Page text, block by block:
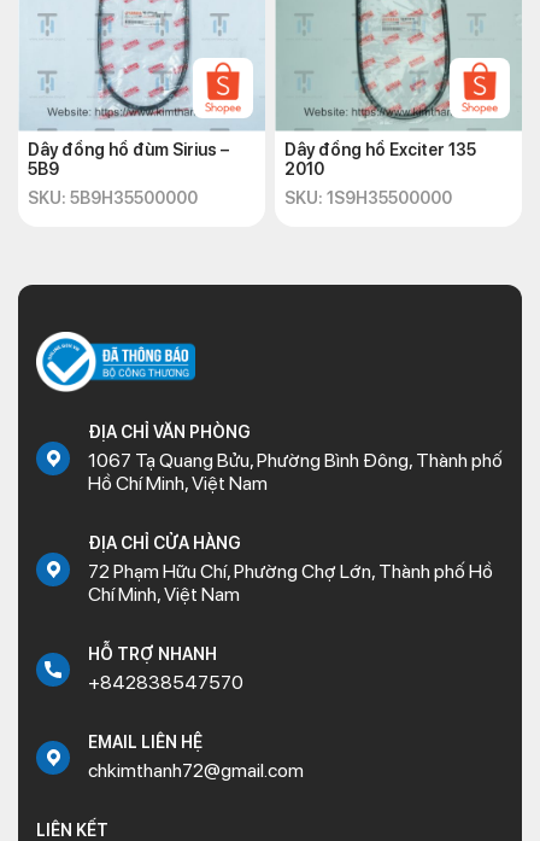
Dây đồng hồ đùm Sirius –
5B9
SKU: 5B9H35500000
Dây đồng hồ Exciter 135
2010
SKU: 1S9H35500000
ĐỊA CHỈ VĂN PHÒNG
1067 Tạ Quang Bửu, Phường Bình Đông, Thành phố
Hồ Chí Minh, Việt Nam
ĐỊA CHỈ CỬA HÀNG
72 Phạm Hữu Chí, Phường Chợ Lớn, Thành phố Hồ
Chí Minh, Việt Nam
HỖ TRỢ NHANH
+842838547570
EMAIL LIÊN HỆ
chkimthanh72@gmail.com
LIÊN KẾT